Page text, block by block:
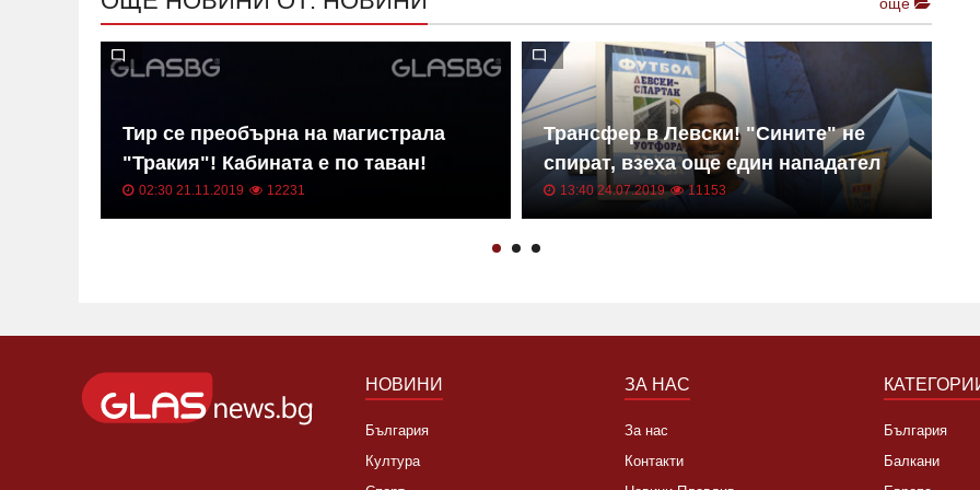
Тир се преобърна на магистрала
"Тракия"! Кабината е по таван!
02:30 21.11.2019 12231
Трансфер в Левски! "Сините" не
спират, взеха още един нападател
13:40 24.07.2019 11153
НОВИНИ
България
Култура
ЗА НАС
За нас
Контакти
България
Балкани